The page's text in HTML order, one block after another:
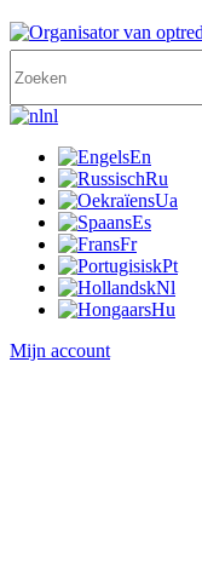
nl
En
Ru
Ua
Es
Fr
Pt
Nl
Hu
Mijn account